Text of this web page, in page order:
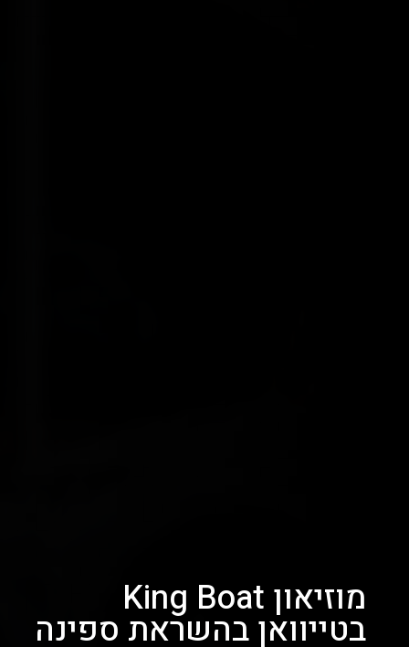
מוזיאון King Boat
בטייוואן בהשראת ספינה